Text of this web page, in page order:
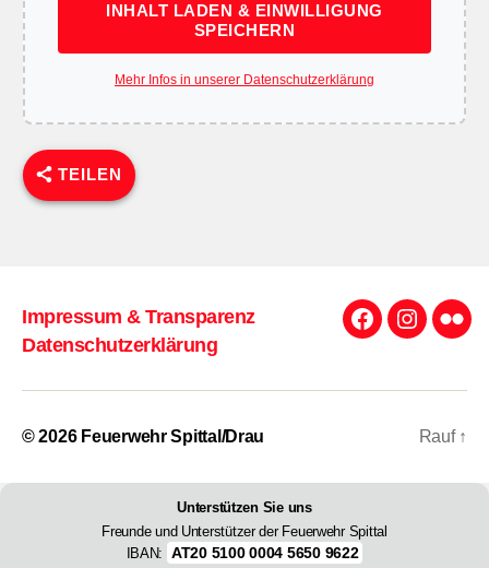
INHALT LADEN & EINWILLIGUNG
SPEICHERN
Mehr Infos in unserer Datenschutzerklärung
TEILEN
Impressum & Transparenz
Datenschutzerklärung
Facebook
© 2026 Feuerwehr Spittal/Drau Rauf ↑
Unterstützen Sie uns
Freunde und Unterstützer der Feuerwehr Spittal
IBAN: AT20 5100 0004 5650 9622